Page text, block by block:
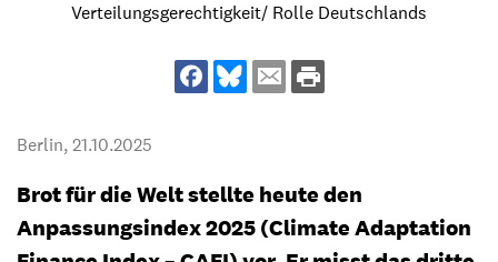
Verteilungsgerechtigkeit/ Rolle Deutschlands
Berlin,21.10.2025
Brot für die Welt stellte heute den
Anpassungsindex 2025 (Climate Adaptation